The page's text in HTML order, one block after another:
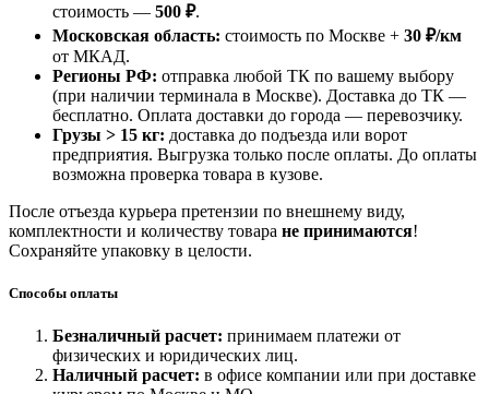
стоимость — 500 ₽.
Московская область: стоимость по Москве + 30 ₽/км
от МКАД.
Регионы РФ: отправка любой ТК по вашему выбору
(при наличии терминала в Москве). Доставка до ТК —
бесплатно. Оплата доставки до города — перевозчику.
Грузы > 15 кг: доставка до подъезда или ворот
предприятия. Выгрузка только после оплаты. До оплаты
возможна проверка товара в кузове.
После отъезда курьера претензии по внешнему виду,
комплектности и количеству товара не принимаются!
Сохраняйте упаковку в целости.
Способы оплаты
Безналичный расчет: принимаем платежи от
физических и юридических лиц.
Наличный расчет: в офисе компании или при доставке